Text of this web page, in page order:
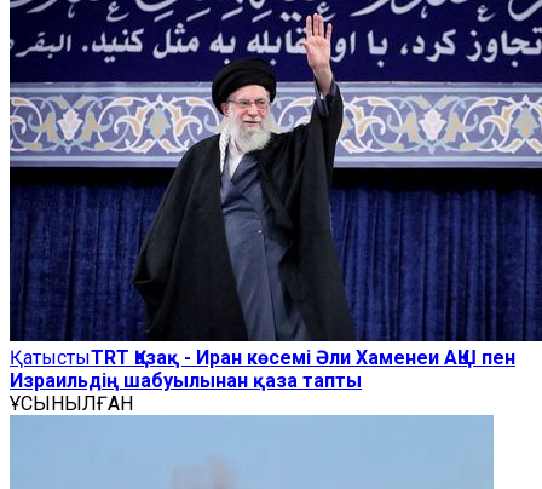
ҚатыстыTRT Қазақ - Иран көсемі Әли Хаменеи АҚШ пен
Израильдің шабуылынан қаза тапты
ҰСЫНЫЛҒАН